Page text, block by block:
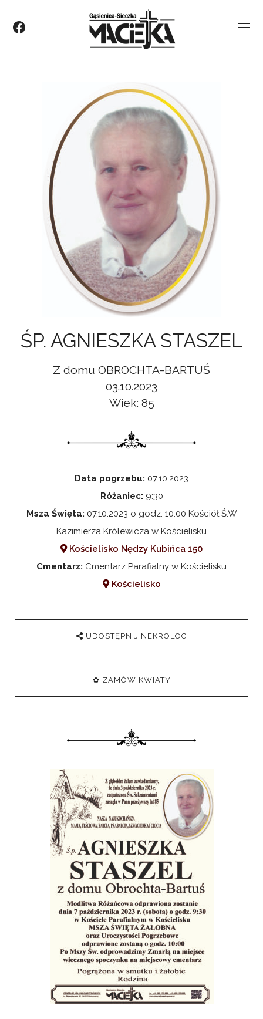
ŚP. AGNIESZKA STASZEL
Z domu OBROCHTA-BARTUŚ
03.10.2023
Wiek: 85
Data pogrzebu: 07.10.2023
Różaniec: 9:30
Msza Święta: 07.10.2023 o godz. 10:00 Kościół Ś.W
Kazimierza Królewicza w Kościelisku
Kościelisko Nędzy Kubińca 150
Cmentarz: Cmentarz Parafialny w Kościelisku
Kościelisko
UDOSTĘPNIJ NEKROLOG
✿ ZAMÓW KWIATY